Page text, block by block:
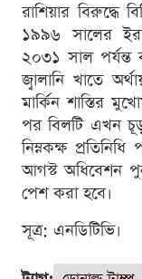
রাশিয়ার বিরুদ্ধে
১৯৯৬ সালের
২০৩১ সাল পর্যন্ত
জ্বালানি খাতে
মার্কিন শাস্তির
পর বিলটি এখন
নিম্নকক্ষ
আগস্ট অধিবেশন
পেশ করা হবে।
সূত্র: এনডিটিভি।